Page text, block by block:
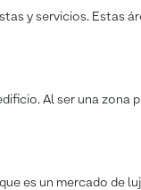
y servicios. Estas
Al ser una zona
es un mercado de